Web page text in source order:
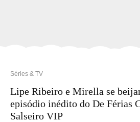
Séries & TV
Lipe Ribeiro e Mirella se
episódio inédito do De Férias
Salseiro VIP